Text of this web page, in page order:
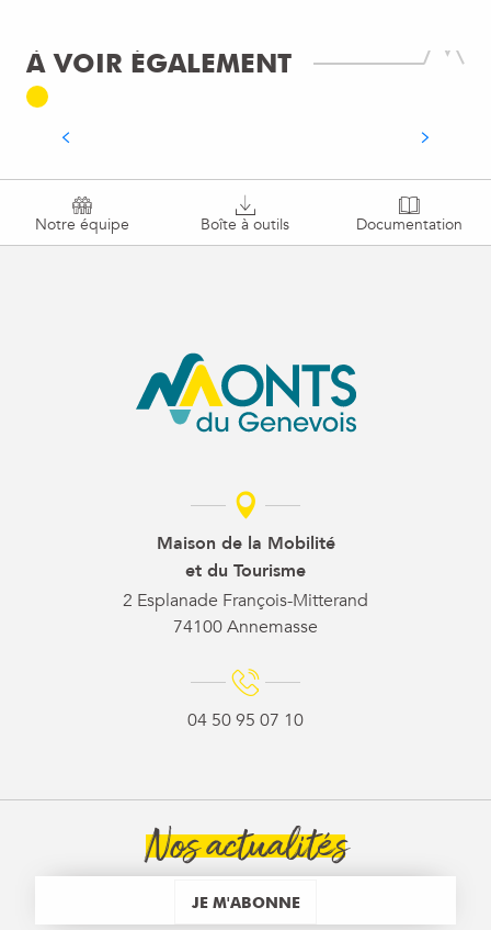
À VOIR ÉGALEMENT
à notre outil Dahub. Après avoir validé votre
Notre équipe Boîte à outils Documentation
Maison de la Mobilité
et du Tourisme
2 Esplanade François-Mitterand
74100 Annemasse
04 50 95 07 10
Nos actualités
JE M'ABONNE